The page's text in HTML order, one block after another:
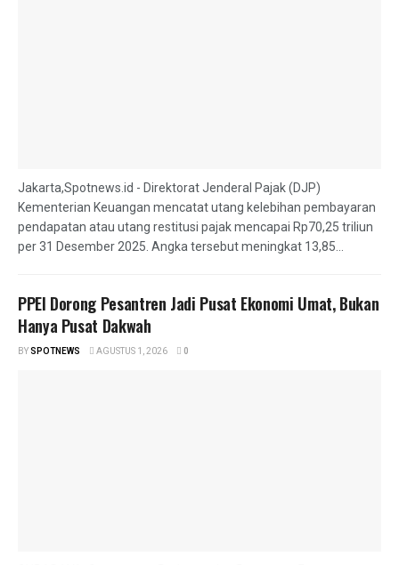
Jakarta,Spotnews.id - Direktorat Jenderal Pajak (DJP)
Kementerian Keuangan mencatat utang kelebihan pembayaran
pendapatan atau utang restitusi pajak mencapai Rp70,25 triliun
per 31 Desember 2025. Angka tersebut meningkat 13,85...
PPEI Dorong Pesantren Jadi Pusat Ekonomi Umat, Bukan
Hanya Pusat Dakwah
BYSPOTNEWS AGUSTUS 1, 2026 0